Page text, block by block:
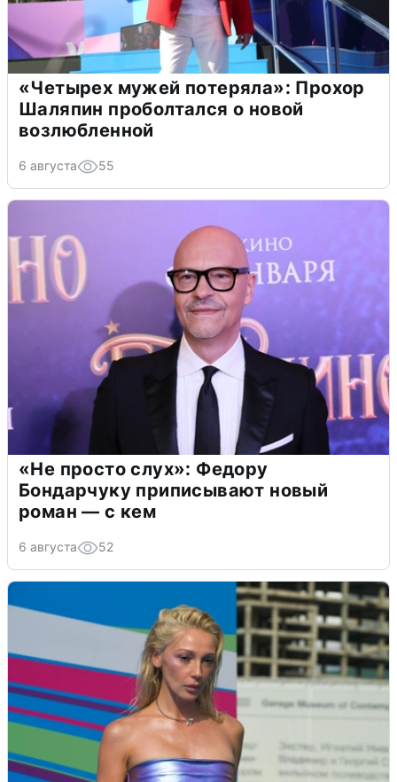
«Четырех мужей потеряла»: Прохор
Шаляпин проболтался о новой
возлюбленной
6 августа 55
«Не просто слух»: Федору
Бондарчуку приписывают новый
роман — с кем
6 августа 52